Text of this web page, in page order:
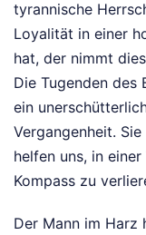
tyrannische
Loyalität in einer
hat, der nimmt
Die Tugenden des
ein
Vergangenheit.
helfen uns, in
Kompass zu
Der Mann im Harz